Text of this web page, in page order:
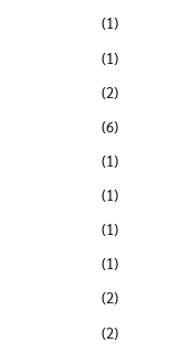
(1)
(1)
(2)
(6)
(1)
(1)
(1)
(1)
(2)
(2)